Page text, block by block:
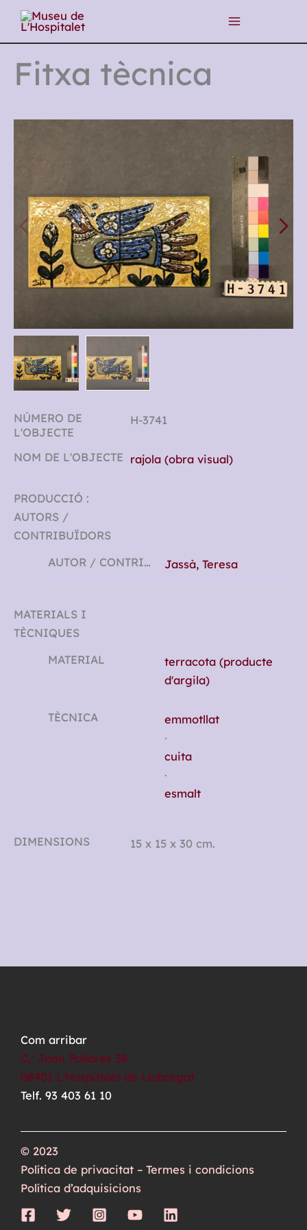
contingut
Fitxa tècnica
NÚMERO DE
L'OBJECTE
H-3741
NOM DE L'OBJECTE rajola (obra visual)
PRODUCCIÓ :
AUTORS /
CONTRIBUÏDORS
AUTOR / CONTRIBUÏDOR
Jassà, Teresa
MATERIALS I
TÈCNIQUES
MATERIAL
terracota (producte
d'argila)
TÈCNICA
emmotllat
·
cuita
·
esmalt
DIMENSIONS 15 x 15 x 30 cm.
Com arribar
C/ Joan Pallarès 38
08901 L'Hospitalet de Llobregat
Telf. 93 403 61 10
© 2023
Política de privacitat – Termes i condicions
Política d’adquisicions